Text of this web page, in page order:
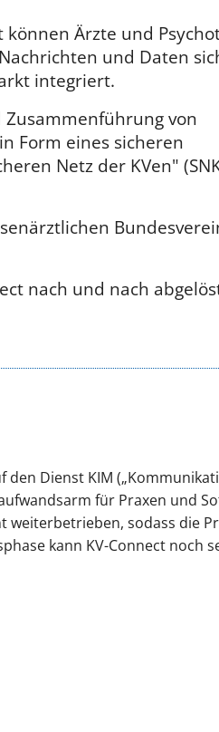
Ärzte und
und Daten
integriert.
von
Form eines sicheren
Netz der KVen"
nach und nach
den Dienst KIM
für Praxen und
weiterbetrieben, sodass die
kann KV-Connect noch